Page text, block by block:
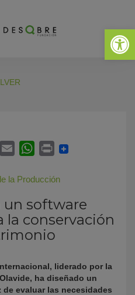
Abrir
la Producción
un software
la conservación
liderado por la
ha diseñado un
evaluar las necesidades